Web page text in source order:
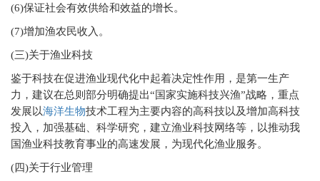
(6)保证社会有效供给和效益的增长。
(7)增加渔农民收入。
(三)关于渔业科技
鉴于科技在促进渔业现代化中起着决定性作用，是第一生产
力，建议在总则部分明确提出“国家实施科技兴渔”战略，重点
发展以海洋生物技术工程为主要内容的高科技以及增加高科技
投入，加强基础、科学研究，建立渔业科技网络等，以推动我
国渔业科技教育事业的高速发展，为现代化渔业服务。
(四)关于行业管理